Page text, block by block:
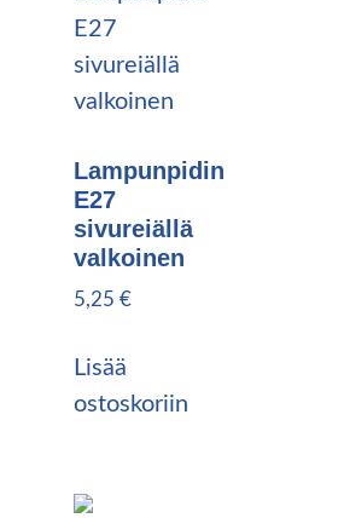
Lampunpidin
E27
sivureiällä
valkoinen
5,25 €
Lisää
ostoskoriin